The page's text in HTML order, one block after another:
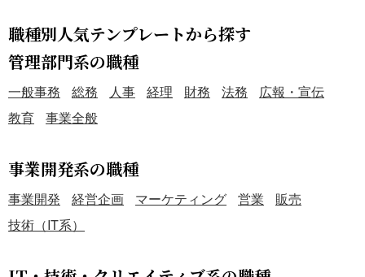
職種別人気テンプレートから探す
管理部門系の職種
一般事務 総務 人事 経理 財務 法務
広報・宣伝
教育
事業全般
事業開発系の職種
事業開発 経営企画 マーケティング 営業
販売
技術（IT系）